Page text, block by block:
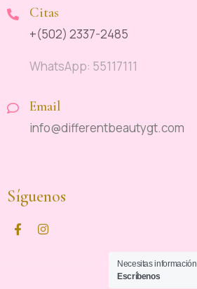
Citas
+(502) 2337-2485
WhatsApp: 55117111
Email
info@differentbeautygt.com
Síguenos
Necesitas información
Escríbenos